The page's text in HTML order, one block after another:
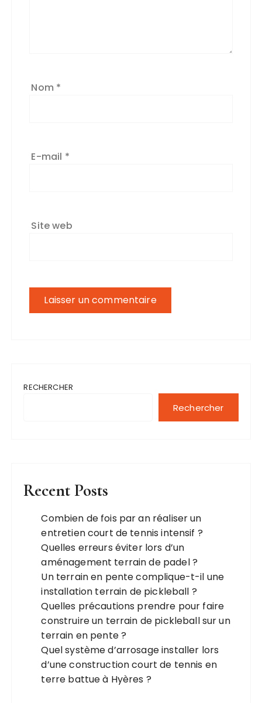
Nom *
E-mail *
Site web
RECHERCHER
Rechercher
Recent Posts
Combien de fois par an réaliser un
entretien court de tennis intensif ?
Quelles erreurs éviter lors d’un
aménagement terrain de padel ?
Un terrain en pente complique-t-il une
installation terrain de pickleball ?
Quelles précautions prendre pour faire
construire un terrain de pickleball sur un
terrain en pente ?
Quel système d’arrosage installer lors
d’une construction court de tennis en
terre battue à Hyères ?